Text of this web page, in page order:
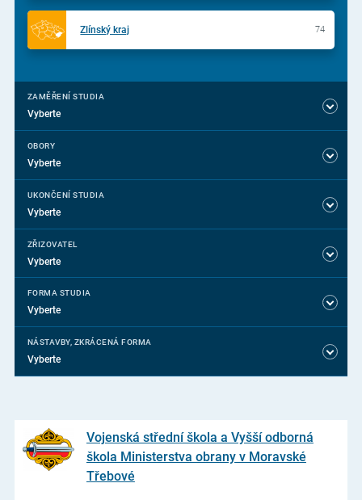
Zlínský kraj 74
ZAMĚŘENÍ STUDIA
Vyberte
OBORY
Vyberte
UKONČENÍ STUDIA
Vyberte
ZŘIZOVATEL
Vyberte
FORMA STUDIA
Vyberte
NÁSTAVBY, ZKRÁCENÁ FORMA
Vyberte
Vojenská střední škola a Vyšší odborná
škola Ministerstva obrany v Moravské
Třebové